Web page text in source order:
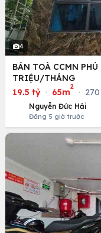
4
BÁN TOÀ CCMN
TRIỆU/THÁNG
19.5 tỷ · 65m
2
·
Nguyễn Đức Hải
Đăng 5 giờ trước